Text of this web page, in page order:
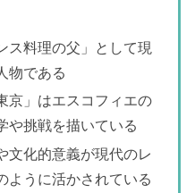
ス料理の父」として現
物である
京」はエスコフィエの
や挑戦を描いている
文化的意義が現代のレ
ように活かされている